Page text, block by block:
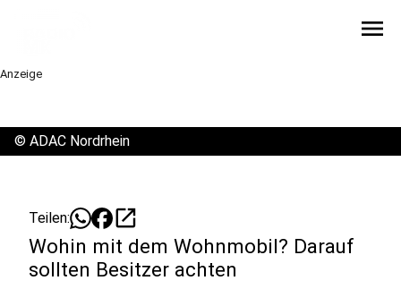
menu
Anzeige
© ADAC Nordrhein
Teilen: open_in_new
Wohin mit dem Wohnmobil? Darauf
sollten Besitzer achten